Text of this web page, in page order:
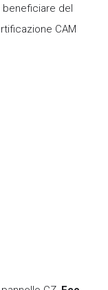
del
CAM